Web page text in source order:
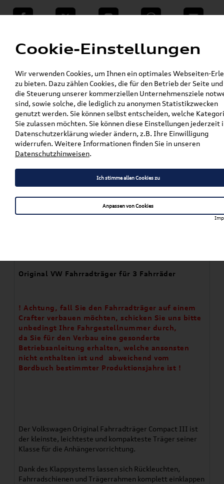
teilen Twitter Instagram WhatsApp E-Mail
VW Shop - VW Originalteile und Zubehör »
Audi Produkte » Audi Original Zubehör »
Transport- & Trägersysteme »
Fahrradträger & Fahrradhalter »
Original VW Fahrradträger für 3 Fahrräder
auch für Audi SEAT, CUPRA & Skoda
3C0071105C
Original VW Fahrradträger
für 3 Fahrräder auch für Audi
SEAT, CUPRA & Skoda
3C0071105C
Original VW Fahrradträger für 3 Fahrräder
! Achtung, fall Sie den Fahrradträger auf einem
Crafter verbauen möchten, schicken Sie uns bitte
unbedingt Ihre Fahrgestellnummer durch,
da Sie für den Verbau eine gesonderte
Betriebsanleitung erhalten, welche ansonsten
nicht enthalten ist und abweichend vom
Bordbuch bestimmter Produktionsjahre ist !
Der Volkswagen Original Fahrradträger Compact III ist
der kleinste, leichteste und kompakteste Träger seiner
Klasse für die Anhängervorrichtung.
Dank des Klappsystems lassen sich Rückleuchten,
Fahrradschienen und Trägerrahmen komplett einklappen
Cookie-Einstellungen
Wir verwenden Cookies, um Ihnen ein optimales Webseiten-
zu bieten. Dazu zählen Cookies, die für den Betrieb der Seite
die Steuerung unserer kommerziellen Unternehmensziele
sind, sowie solche, die lediglich zu anonymen Statistikzwecken
genutzt werden. Sie können selbst entscheiden, welche
Sie zulassen möchten. Sie können diese Einstellungen jederzeit
Datenschutzerklärung wieder ändern, z.B. Ihre Einwilligung
widerrufen. Weitere Informationen finden Sie in unseren
Datenschutzhinweisen.
Ich stimme allen Cookies zu
Anpassen von Cookies